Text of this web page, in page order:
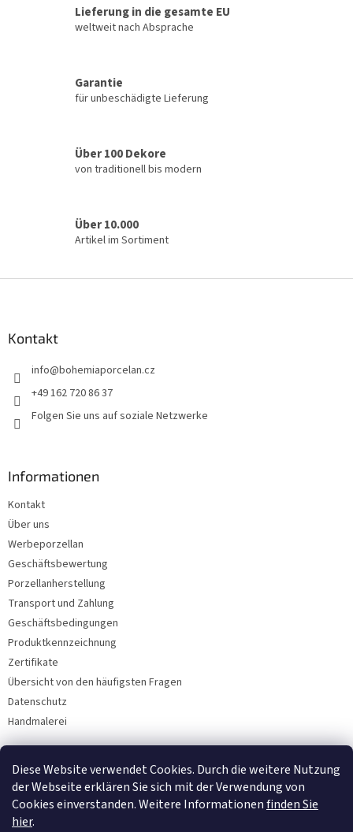
Diese Website verwendet Cookies. Durch die weitere Nutzung
der Webseite erklären Sie sich mit der Verwendung von
Cookies einverstanden. Weitere Informationenfinden Sie
hier.
e
l
t
r
L
u
n
g
Lieferung in die gesamte EU
weltweit nach Absprache
Garantie
für unbeschädigte Lieferung
Über 100 Dekore
von traditionell bis modern
Über 10.000
Artikel im Sortiment
Kontakt
info@bohemiaporcelan.cz
+49 162 720 86 37
Folgen Sie uns auf soziale Netzwerke
Informationen
Kontakt
Über uns
Werbeporzellan
Geschäftsbewertung
Porzellanherstellung
Transport und Zahlung
Geschäftsbedingungen
Produktkennzeichnung
Zertifikate
Übersicht von den häufigsten Fragen
Datenschutz
Handmalerei
Facebook